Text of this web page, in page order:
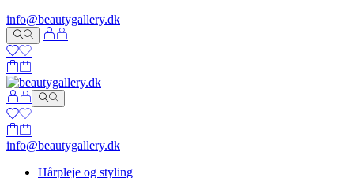
info@beautygallery.dk
info@beautygallery.dk
Hårpleje og styling